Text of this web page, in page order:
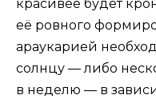
красивее будет
её ровного
араукарией
солнцу — либо
в неделю — в